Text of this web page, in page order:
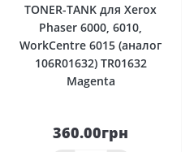
TONER-TANK для Xerox
Phaser 6000, 6010,
WorkCentre 6015 (аналог
106R01632) TR01632
Magenta
360.00грн